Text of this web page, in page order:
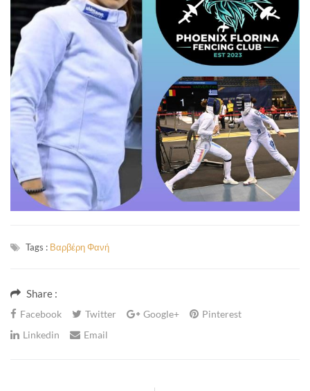
Tags : Βαρβέρη Φανή
Share :
Facebook Twitter Google+
Pinterest
Linkedin
Email